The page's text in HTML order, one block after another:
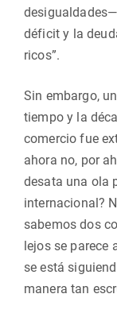
déficit y la
ricos”.
Sin embargo,
tiempo y la
comercio fue
ahora no, por
desata una ola
internacional?
sabemos dos
lejos se parece
se está
manera tan